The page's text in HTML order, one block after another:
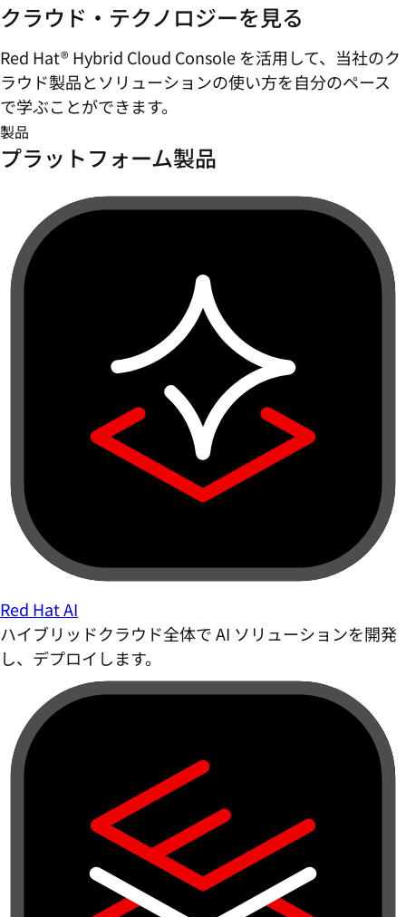
クラウド・テクノロジーを見る
Red Hat® Hybrid Cloud Console を活用して、当社のク
ラウド製品とソリューションの使い方を自分のペース
で学ぶことができます。
製品
プラットフォーム製品
Red Hat AI
ハイブリッドクラウド全体で AI ソリューションを開発
し、デプロイします。